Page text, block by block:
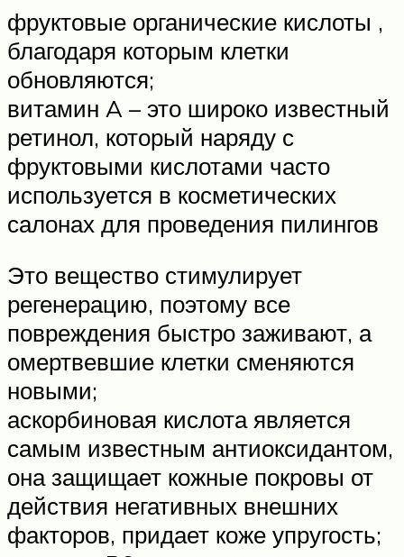
фруктовые органические кислоты ,
благодаря которым клетки
обновляются;
витамин A – это широко известный
ретинол, который наряду с
фруктовыми кислотами часто
используется в косметических
салонах для проведения пилингов
Это вещество стимулирует
регенерацию, поэтому все
повреждения быстро заживают, а
омертвевшие клетки сменяются
новыми;
аскорбиновая кислота является
самым известным антиоксидантом,
она защищает кожные покровы от
действия негативных внешних
факторов, придает коже упругость;